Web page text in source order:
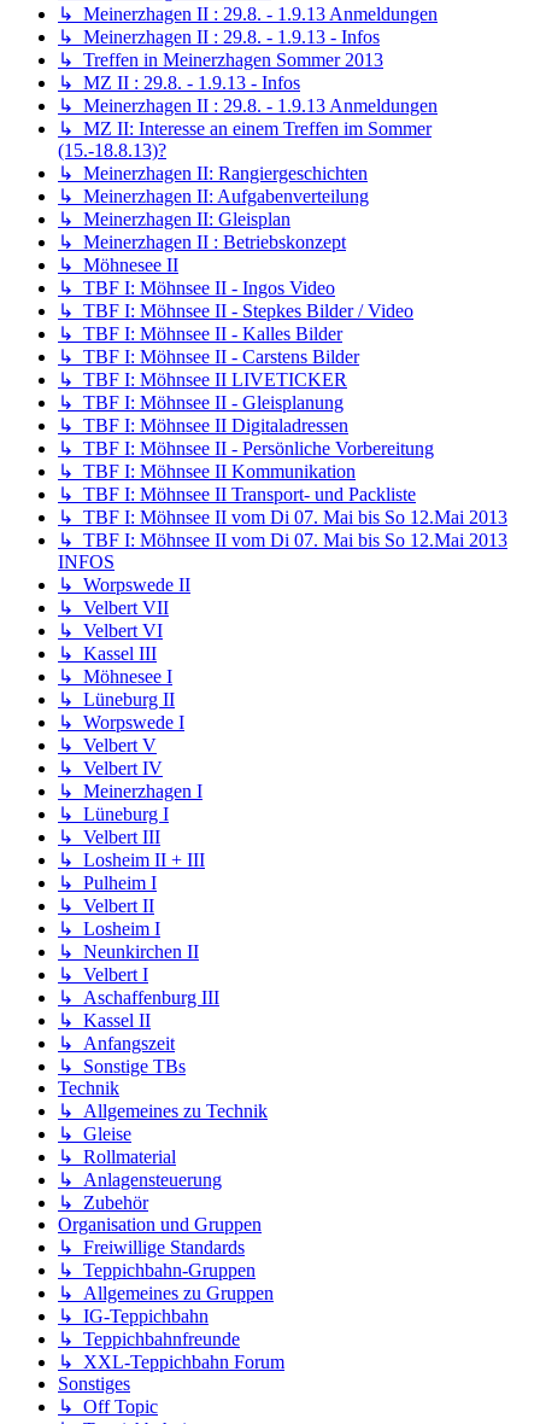
↳ Meinerzhagen II : 29.8. - 1.9.13 Anmeldungen
↳ Meinerzhagen II : 29.8. - 1.9.13 - Infos
↳ Treffen in Meinerzhagen Sommer 2013
↳ MZ II : 29.8. - 1.9.13 - Infos
↳ Meinerzhagen II : 29.8. - 1.9.13 Anmeldungen
↳ MZ II: Interesse an einem Treffen im Sommer
(15.-18.8.13)?
↳ Meinerzhagen II: Rangiergeschichten
↳ Meinerzhagen II: Aufgabenverteilung
↳ Meinerzhagen II: Gleisplan
↳ Meinerzhagen II : Betriebskonzept
↳ Möhnesee II
↳ TBF I: Möhnsee II - Ingos Video
↳ TBF I: Möhnsee II - Stepkes Bilder / Video
↳ TBF I: Möhnsee II - Kalles Bilder
↳ TBF I: Möhnsee II - Carstens Bilder
↳ TBF I: Möhnsee II LIVETICKER
↳ TBF I: Möhnsee II - Gleisplanung
↳ TBF I: Möhnsee II Digitaladressen
↳ TBF I: Möhnsee II - Persönliche Vorbereitung
↳ TBF I: Möhnsee II Kommunikation
↳ TBF I: Möhnsee II Transport- und Packliste
↳ TBF I: Möhnsee II vom Di 07. Mai bis So 12.Mai 2013
↳ TBF I: Möhnsee II vom Di 07. Mai bis So 12.Mai 2013
INFOS
↳ Worpswede II
↳ Velbert VII
↳ Velbert VI
↳ Kassel III
↳ Möhnesee I
↳ Lüneburg II
↳ Worpswede I
↳ Velbert V
↳ Velbert IV
↳ Meinerzhagen I
↳ Lüneburg I
↳ Velbert III
↳ Losheim II + III
↳ Pulheim I
↳ Velbert II
↳ Losheim I
↳ Neunkirchen II
↳ Velbert I
↳ Aschaffenburg III
↳ Kassel II
↳ Anfangszeit
↳ Sonstige TBs
Technik
↳ Allgemeines zu Technik
↳ Gleise
↳ Rollmaterial
↳ Anlagensteuerung
↳ Zubehör
Organisation und Gruppen
↳ Freiwillige Standards
↳ Teppichbahn-Gruppen
↳ Allgemeines zu Gruppen
↳ IG-Teppichbahn
↳ Teppichbahnfreunde
↳ XXL-Teppichbahn Forum
Sonstiges
↳ Off Topic